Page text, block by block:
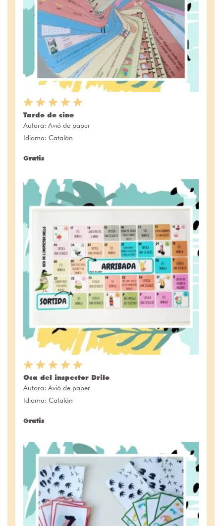
Tarde de cine
Autora: Avió de paper
Idioma: Catalán
Gratis
Oca del inspector Drilo
Autora: Avió de paper
Idioma: Catalán
Gratis